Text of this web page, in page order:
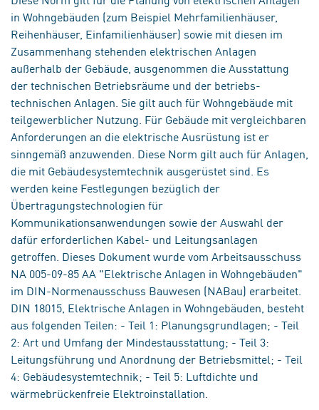
in Wohngebäuden (zum Beispiel Mehrfamilienhäuser,
Reihenhäuser, Einfamilienhäuser) sowie mit diesen im
Zusammenhang stehenden elektrischen Anlagen
außerhalb der Gebäude, ausgenommen die Ausstattung
der technischen Betriebsräume und der betriebs-
technischen Anlagen. Sie gilt auch für Wohngebäude mit
teilgewerblicher Nutzung. Für Gebäude mit vergleichbaren
Anforderungen an die elektrische Ausrüstung ist er
sinngemäß anzuwenden. Diese Norm gilt auch für Anlagen,
die mit Gebäudesystemtechnik ausgerüstet sind. Es
werden keine Festlegungen bezüglich der
Übertragungstechnologien für
Kommunikationsanwendungen sowie der Auswahl der
dafür erforderlichen Kabel- und Leitungsanlagen
getroffen. Dieses Dokument wurde vom Arbeitsausschuss
NA 005-09-85 AA "Elektrische Anlagen in Wohngebäuden"
im DIN-Normenausschuss Bauwesen (NABau) erarbeitet.
DIN 18015, Elektrische Anlagen in Wohngebäuden, besteht
aus folgenden Teilen: - Teil 1: Planungsgrundlagen; - Teil
2: Art und Umfang der Mindestausstattung; - Teil 3:
Leitungsführung und Anordnung der Betriebsmittel; - Teil
4: Gebäudesystemtechnik; - Teil 5: Luftdichte und
wärmebrückenfreie Elektroinstallation.